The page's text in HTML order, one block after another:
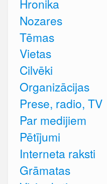
Hronika
Nozares
Tēmas
Vietas
Cilvēki
Organizācijas
Prese, radio, TV
Par medijiem
Pētījumi
Interneta raksti
Grāmatas